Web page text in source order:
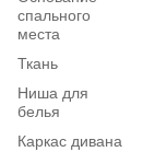
спального
места
Ткань
Ниша для
белья
Каркас дивана